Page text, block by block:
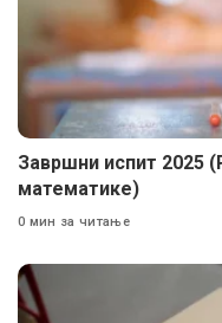
Завршни испит 2025
математике)
0 мин за читање